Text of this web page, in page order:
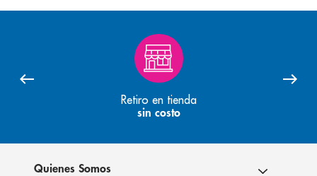
Retiro en tienda
sin costo
Quienes Somos